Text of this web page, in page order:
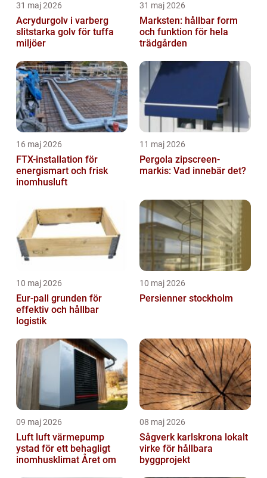
31 maj 2026
Acrydurgolv i varberg
slitstarka golv för tuffa
miljöer
31 maj 2026
Marksten: hållbar form
och funktion för hela
trädgården
16 maj 2026
FTX-installation för
energismart och frisk
inomhusluft
11 maj 2026
Pergola zipscreen-
markis: Vad innebär det?
10 maj 2026
Eur-pall grunden för
effektiv och hållbar
logistik
10 maj 2026
Persienner stockholm
09 maj 2026
Luft luft värmepump
ystad för ett behagligt
inomhusklimat Året om
08 maj 2026
Sågverk karlskrona lokalt
virke för hållbara
byggprojekt